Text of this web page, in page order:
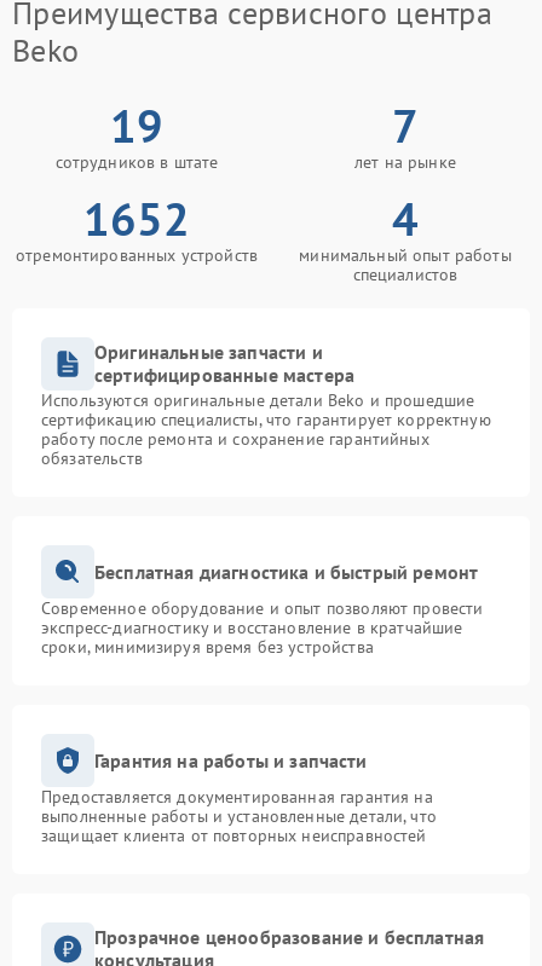
Преимущества сервисного центра
Beko
19
сотрудников в штате
7
лет на рынке
1652
отремонтированных устройств
4
минимальный опыт работы
специалистов
Оригинальные запчасти и
сертифицированные мастера
Используются оригинальные детали Beko и прошедшие
сертификацию специалисты, что гарантирует корректную
работу после ремонта и сохранение гарантийных
обязательств
Бесплатная диагностика и быстрый ремонт
Современное оборудование и опыт позволяют провести
экспресс-диагностику и восстановление в кратчайшие
сроки, минимизируя время без устройства
Гарантия на работы и запчасти
Предоставляется документированная гарантия на
выполненные работы и установленные детали, что
защищает клиента от повторных неисправностей
Прозрачное ценообразование и бесплатная
консультация